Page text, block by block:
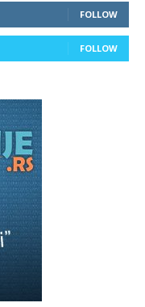
FOLLOW
FOLLOW